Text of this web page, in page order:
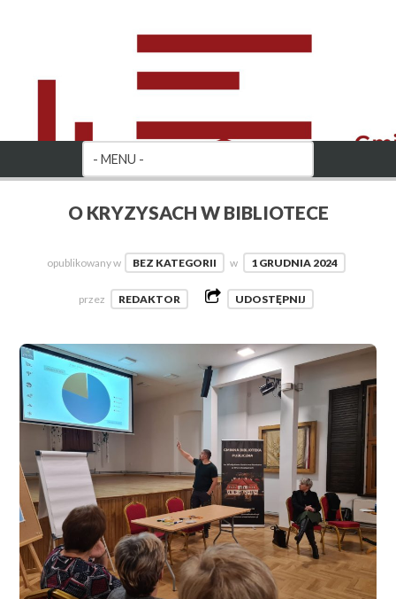
O KRYZYSACH W BIBLIOTECE
opublikowany w BEZ KATEGORII w 1 GRUDNIA 2024
przez REDAKTOR UDOSTĘPNIJ